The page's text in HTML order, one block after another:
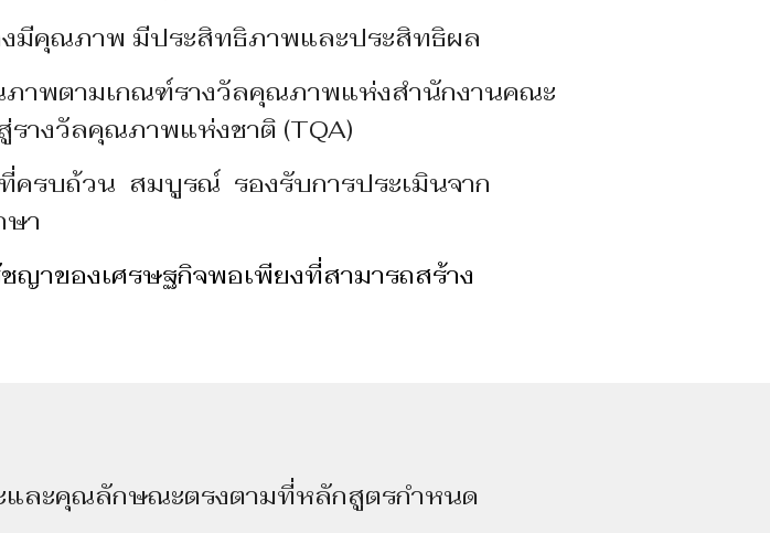
คุณภาพ มีประสิทธิภาพและประสิทธิผล
ตามเกณฑ์รางวัลคุณภาพแห่งสํานักงานคณะ
รางวัลคุณภาพแห่งชาติ (TQA)
ถ้วน สมบูรณ์ รองรับการประเมินจาก
ษา
าของเศรษฐกิจพอเพียงที่สามารถสร้าง
คุณลักษณะตรงตามที่หลักสูตรกําหนด